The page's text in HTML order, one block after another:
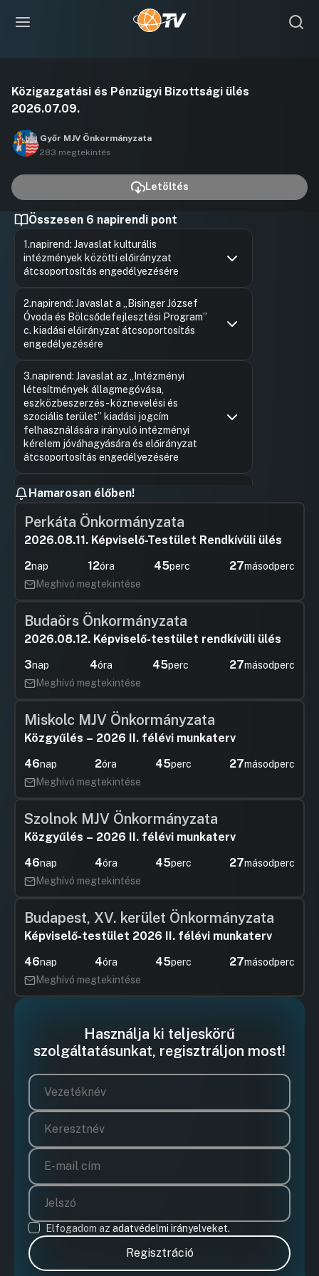
lejátszása
Közigazgatási és Pénzügyi Bizottsági ülés
2026.07.09.
Győr MJV Önkormányzata
283 megtekintés
Letöltés
Összesen 6 napirendi pont
1.napirend: Javaslat kulturális
intézmények közötti előirányzat
átcsoportosítás engedélyezésére
2.napirend: Javaslat a „Bisinger József
Óvoda és Bölcsődefejlesztési Program”
c. kiadási előirányzat átcsoportosítás
engedélyezésére
3.napirend: Javaslat az „Intézményi
létesítmények állagmegóvása,
eszközbeszerzés - köznevelési és
szociális terület” kiadási jogcím
felhasználására irányuló intézményi
kérelem jóváhagyására és előirányzat
átcsoportosítás engedélyezésére
4.napirend: Javaslat a „HelybenJó!
Városrendező Program” c. kiadási
előirányzat felhasználásának
kezdeményezésére irányuló döntés
meghozatalára és a kiadási előirányzat
HozzászólásokUgrás a napirendi pontra
5.napirend: Javaslat támogatások
nyújtására a „Képviselői
kezdeményezések kerete” kiadási
jogcím terhére
6.napirend: Javaslat a Közigazgatási és
üléseinek munkatervére
Hozzászólások Ugrás a napirendi pontra
Hamarosan élőben!
Perkáta Önkormányzata
2026.08.11. Képviselő-Testület Rendkívüli ülés
2nap 12óra 45perc 26másodperc
Meghívó megtekintése
Budaörs Önkormányzata
2026.08.12. Képviselő-testület rendkívüli ülés
3nap 4óra 45perc 26másodperc
Meghívó megtekintése
Miskolc MJV Önkormányzata
Közgyűlés – 2026 II. félévi munkaterv
46nap 2óra 45perc 26másodperc
Meghívó megtekintése
Szolnok MJV Önkormányzata
Közgyűlés – 2026 II. félévi munkaterv
46nap 4óra 45perc 26másodperc
Meghívó megtekintése
Budapest, XV. kerület Önkormányzata
Képviselő-testület 2026 II. félévi munkaterv
46nap 4óra 45perc 26másodperc
Meghívó megtekintése
Használja ki teljeskörű
szolgáltatásunkat, regisztráljon most!
Elfogadom az adatvédelmi irányelveket.
Regisztráció